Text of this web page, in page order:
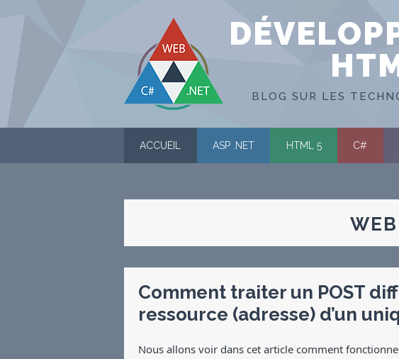
BLOG SUR LES
ACCUEIL ASP .NET HTML 5 C#
Comment traiter un POST
ressource (adresse) d’un
Nous allons voir dans cet article comment